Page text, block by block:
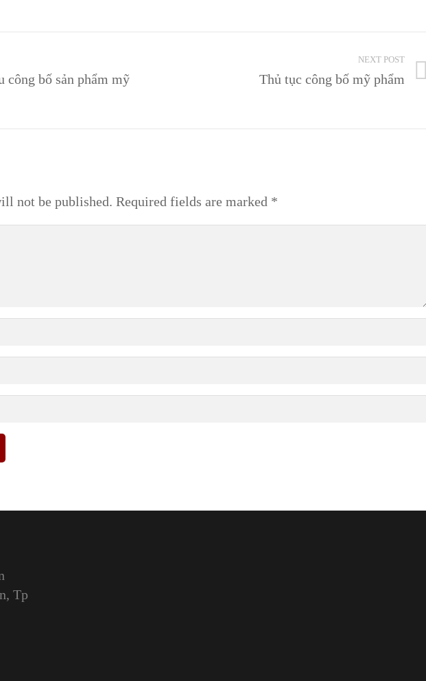
công bố sản phẩm mỹ
NEXT POST
Thủ tục công bố mỹ phẩm
not be published. Required fields are marked *
Tp